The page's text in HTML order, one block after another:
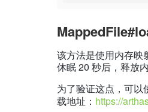
            }
        }
ByteBuffer
if
else
return
    }
该方法是使用内存映
休眠 20 秒后，释放内
为了验证这点，可以
载地址： https://